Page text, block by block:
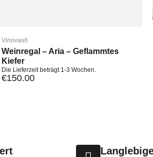
Vinovault
Weinregal – Aria – Geflammtes
Kiefer
Die Lieferzeit beträgt 1-3 Wochen.
€150.00